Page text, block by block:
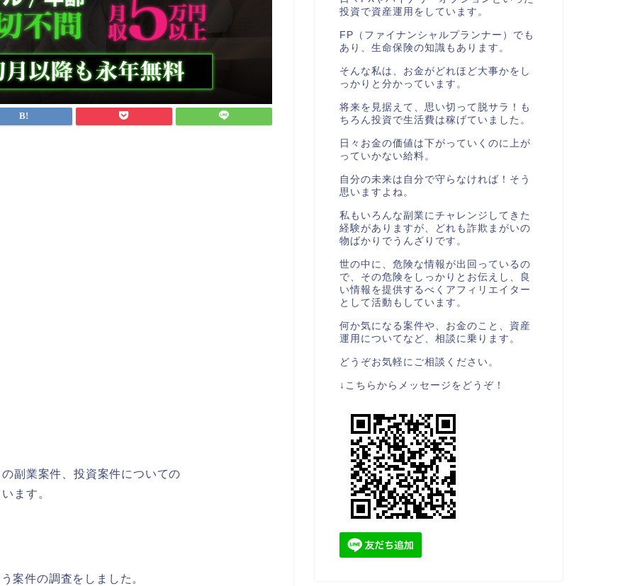
副業案件、投資案件についての
ます。
案件の調査をしました。
投資で資産運用をしています。
FP（ファイナンシャルプランナー）でも
あり、生命保険の知識もあります。
そんな私は、お金がどれほど大事かをし
っかりと分かっています。
将来を見据えて、思い切って脱サラ！も
ちろん投資で生活費は稼げていました。
日々お金の価値は下がっていくのに上が
っていかない給料。
自分の未来は自分で守らなければ！そう
思いますよね。
私もいろんな副業にチャレンジしてきた
経験がありますが、どれも詐欺まがいの
物ばかりでうんざりです。
世の中に、危険な情報が出回っているの
で、その危険をしっかりとお伝えし、良
い情報を提供するべくアフィリエイター
として活動もしています。
何か気になる案件や、お金のこと、資産
運用についてなど、相談に乗ります。
どうぞお気軽にご相談ください。
↓こちらからメッセージをどうぞ！